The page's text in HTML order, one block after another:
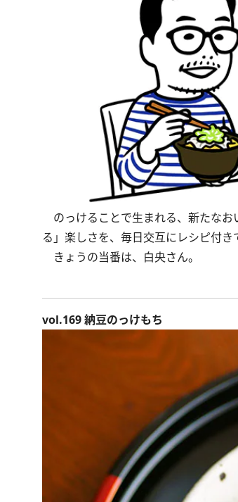
のっけることで生まれる、新たなお
る」楽しさを、毎日交互にレシピ付き
きょうの当番は、白央さん。
vol.169 納豆のっけもち